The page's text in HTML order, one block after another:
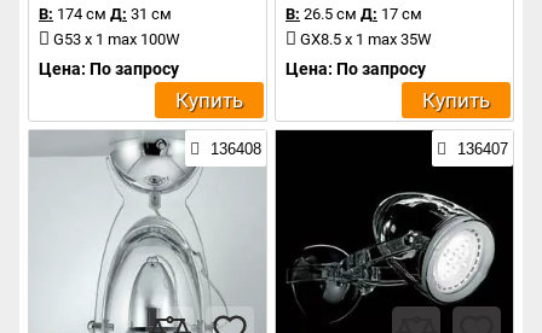
В: 174 см Д: 31 см
G53 x 1 max 100W
Цена: По запросу
Купить
В: 26.5 см Д: 17 см
GX8.5 x 1 max 35W
Цена: По запросу
Купить
136408 136407